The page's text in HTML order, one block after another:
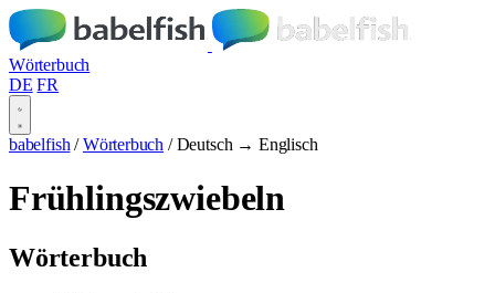
Wörterbuch
DE FR
babelfish / Wörterbuch / Deutsch → Englisch
Frühlingszwiebeln
Wörterbuch